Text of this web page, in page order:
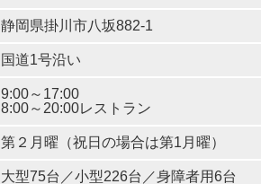
静岡県掛川市八坂882-1
国道1号沿い
9:00～17:00
8:00～20:00レストラン
第２月曜（祝日の場合は第1月曜）
大型75台／小型226台／身障者用6台